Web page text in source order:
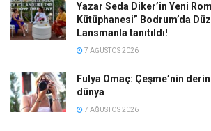
Yazar Seda Diker’in Yeni
Kütüphanesi” Bodrum’da
Lansmanla tanıtıldı!
7 AĞUSTOS 2026
Fulya Omaç: Çeşme’nin
dünya
7 AĞUSTOS 2026